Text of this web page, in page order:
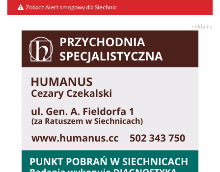
Zobacz Alert smogowy dla Siechnic
reklama